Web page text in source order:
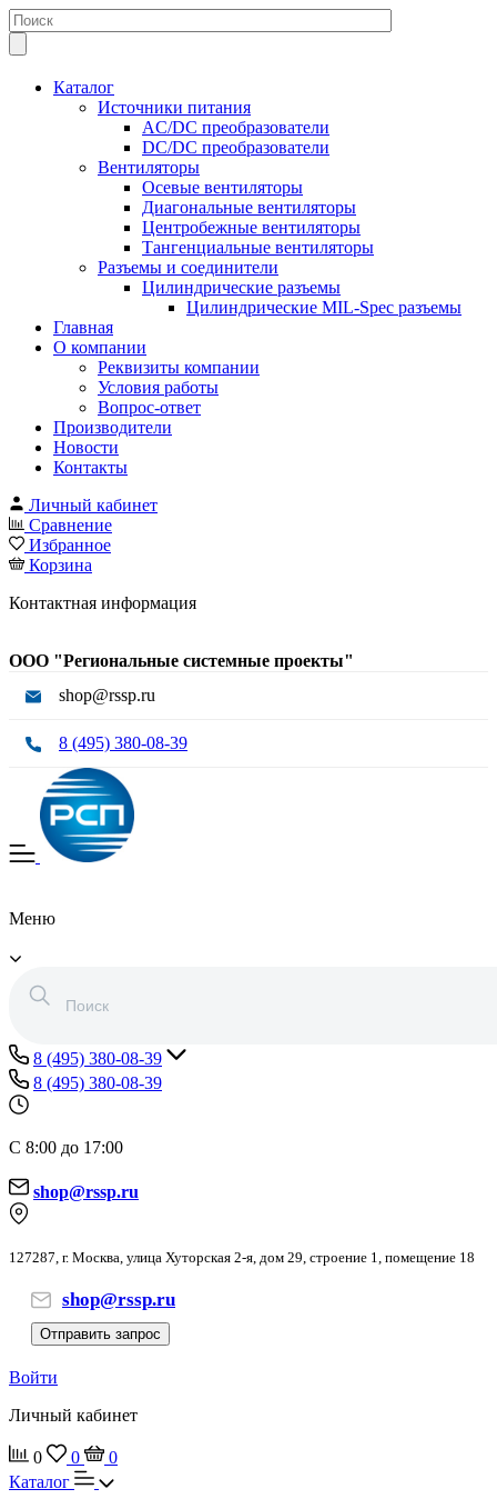
Каталог
Источники питания
AC/DC преобразователи
DC/DC преобразователи
Вентиляторы
Осевые вентиляторы
Диагональные вентиляторы
Центробежные вентиляторы
Тангенциальные вентиляторы
Разъемы и соединители
Цилиндрические разъемы
Цилиндрические MIL-Spec разъемы
Главная
О компании
Реквизиты компании
Условия работы
Вопрос-ответ
Производители
Новости
Контакты
Личный кабинет
Сравнение
Избранное
Корзина
Контактная информация
ООО "Региональные системные проекты"
shop@rssp.ru
8 (495) 380-08-39
Меню
8 (495) 380-08-39
8 (495) 380-08-39
С 8:00 до 17:00
shop@rssp.ru
127287, г. Москва, улица Хуторская 2-я, дом 29, строение 1, помещение 18
shop@rssp.ru
Отправить запрос
Войти
Личный кабинет
0 0
0
Каталог